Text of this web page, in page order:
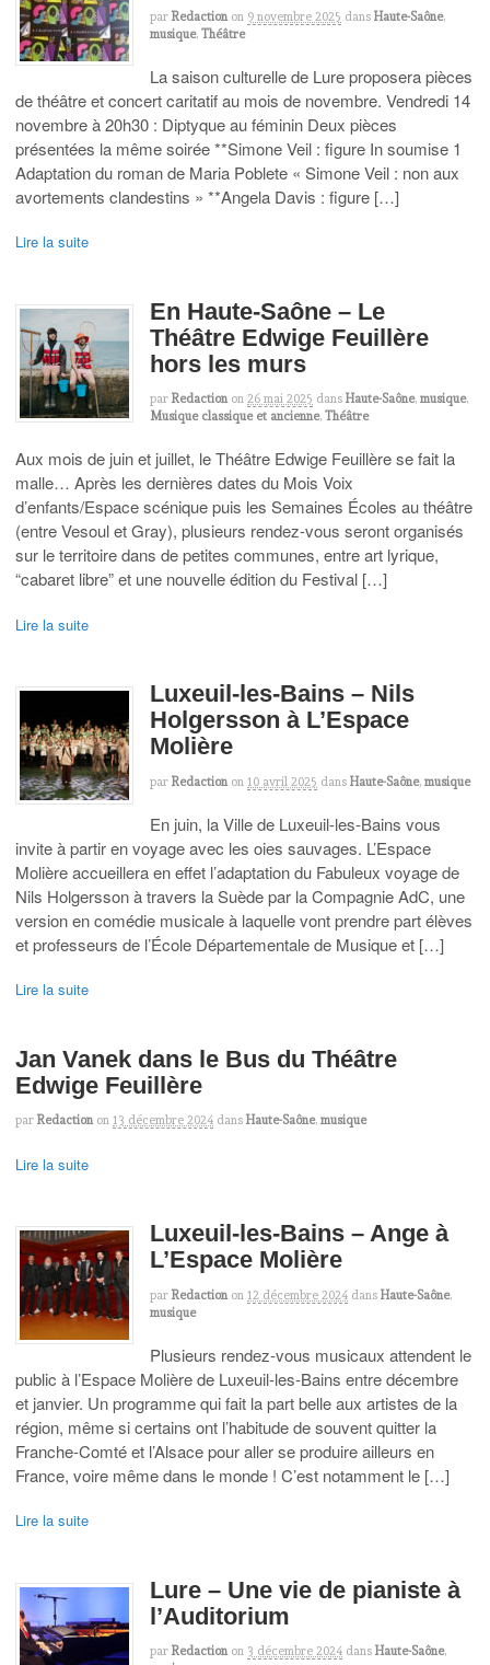
par Redaction on 9 novembre 2025 dans Haute-Saône,
musique, Théâtre
La saison culturelle de Lure proposera pièces
de théâtre et concert caritatif au mois de novembre. Vendredi 14
novembre à 20h30 : Diptyque au féminin Deux pièces
présentées la même soirée **Simone Veil : figure In soumise 1
Adaptation du roman de Maria Poblete « Simone Veil : non aux
avortements clandestins » **Angela Davis : figure […]
Lire la suite
En Haute-Saône – Le
Théâtre Edwige Feuillère
hors les murs
par Redaction on 26 mai 2025 dans Haute-Saône, musique,
Musique classique et ancienne, Théâtre
Aux mois de juin et juillet, le Théâtre Edwige Feuillère se fait la
malle… Après les dernières dates du Mois Voix
d’enfants/Espace scénique puis les Semaines Écoles au théâtre
(entre Vesoul et Gray), plusieurs rendez-vous seront organisés
sur le territoire dans de petites communes, entre art lyrique,
“cabaret libre” et une nouvelle édition du Festival […]
Lire la suite
Luxeuil-les-Bains – Nils
Holgersson à L’Espace
Molière
par Redaction on 10 avril 2025 dans Haute-Saône, musique
En juin, la Ville de Luxeuil-les-Bains vous
invite à partir en voyage avec les oies sauvages. L’Espace
Molière accueillera en effet l’adaptation du Fabuleux voyage de
Nils Holgersson à travers la Suède par la Compagnie AdC, une
version en comédie musicale à laquelle vont prendre part élèves
et professeurs de l’École Départementale de Musique et […]
Lire la suite
Jan Vanek dans le Bus du Théâtre
Edwige Feuillère
par Redaction on 13 décembre 2024 dans Haute-Saône, musique
Lire la suite
Luxeuil-les-Bains – Ange à
L’Espace Molière
par Redaction on 12 décembre 2024 dans Haute-Saône,
musique
Plusieurs rendez-vous musicaux attendent le
public à l’Espace Molière de Luxeuil-les-Bains entre décembre
et janvier. Un programme qui fait la part belle aux artistes de la
région, même si certains ont l’habitude de souvent quitter la
Franche-Comté et l’Alsace pour aller se produire ailleurs en
France, voire même dans le monde ! C’est notamment le […]
Lire la suite
Lure – Une vie de pianiste à
l’Auditorium
par Redaction on 3 décembre 2024 dans Haute-Saône,